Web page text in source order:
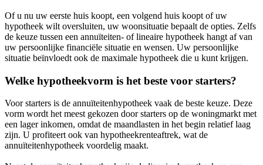
Of u nu uw eerste huis koopt, een volgend huis koopt of uw
hypotheek wilt oversluiten, uw woonsituatie bepaalt de opties. Zelfs
de keuze tussen een annuïteiten- of lineaire hypotheek hangt af van
uw persoonlijke financiële situatie en wensen. Uw persoonlijke
situatie beïnvloedt ook de maximale hypotheek die u kunt krijgen.
Welke hypotheekvorm is het beste voor starters?
Voor starters is de annuïteitenhypotheek vaak de beste keuze. Deze
vorm wordt het meest gekozen door starters op de woningmarkt met
een lager inkomen, omdat de maandlasten in het begin relatief laag
zijn. U profiteert ook van hypotheekrenteaftrek, wat de
annuïteitenhypotheek voordelig maakt.